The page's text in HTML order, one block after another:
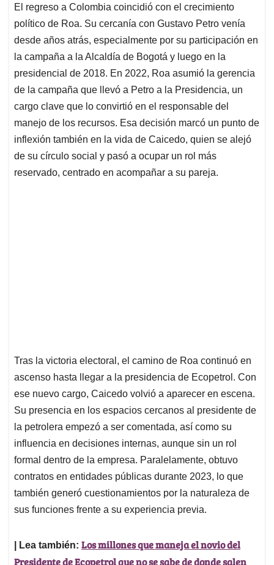
El regreso a Colombia coincidió con el crecimiento
político de Roa. Su cercanía con Gustavo Petro venía
desde años atrás, especialmente por su participación en
la campaña a la Alcaldía de Bogotá y luego en la
presidencial de 2018. En 2022, Roa asumió la gerencia
de la campaña que llevó a Petro a la Presidencia, un
cargo clave que lo convirtió en el responsable del
manejo de los recursos. Esa decisión marcó un punto de
inflexión también en la vida de Caicedo, quien se alejó
de su círculo social y pasó a ocupar un rol más
reservado, centrado en acompañar a su pareja.
Tras la victoria electoral, el camino de Roa continuó en
ascenso hasta llegar a la presidencia de Ecopetrol. Con
ese nuevo cargo, Caicedo volvió a aparecer en escena.
Su presencia en los espacios cercanos al presidente de
la petrolera empezó a ser comentada, así como su
influencia en decisiones internas, aunque sin un rol
formal dentro de la empresa. Paralelamente, obtuvo
contratos en entidades públicas durante 2023, lo que
también generó cuestionamientos por la naturaleza de
sus funciones frente a su experiencia previa.
| Lea también: Los millones que maneja el novio del
Presidente de Ecopetrol que no se sabe de donde salen